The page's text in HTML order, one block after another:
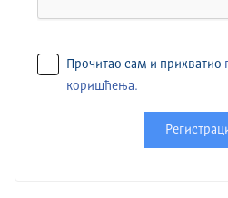
Прочитао сам и прихватио
коришћења.